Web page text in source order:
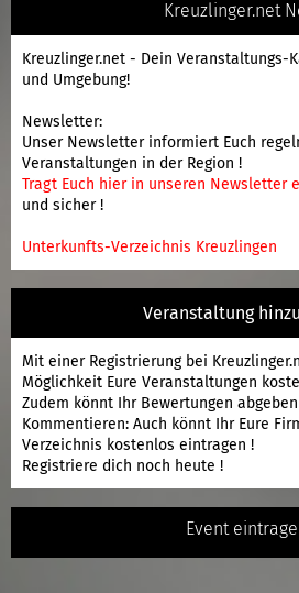
Kreuzlinger.net
Kreuzlinger.net - Dein Veranstaltungs-
und Umgebung!
Newsletter:
Unser Newsletter informiert Euch
Veranstaltungen in der Region !
Tragt Euch hier in unseren Newsletter
und sicher !
Unterkunfts-Verzeichnis Kreuzlingen
Veranstaltung
Mit einer Registrierungbei
Möglichkeit Eure Veranstaltungen
Zudem könnt Ihr Bewertungen
Kommentieren: Auch könnt Ihr Eure
Verzeichnis kostenlos eintragen !
Registriere dich noch heute !
Event